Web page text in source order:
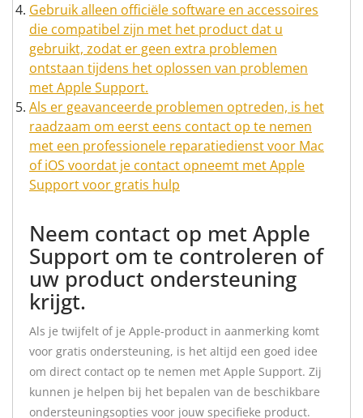
Gebruik alleen officiële software en accessoires
die compatibel zijn met het product dat u
gebruikt, zodat er geen extra problemen
ontstaan tijdens het oplossen van problemen
met Apple Support.
Als er geavanceerde problemen optreden, is het
raadzaam om eerst eens contact op te nemen
met een professionele reparatiedienst voor Mac
of iOS voordat je contact opneemt met Apple
Support voor gratis hulp
Neem contact op met Apple
Support om te controleren of
uw product ondersteuning
krijgt.
Als je twijfelt of je Apple-product in aanmerking komt
voor gratis ondersteuning, is het altijd een goed idee
om direct contact op te nemen met Apple Support. Zij
kunnen je helpen bij het bepalen van de beschikbare
ondersteuningsopties voor jouw specifieke product.